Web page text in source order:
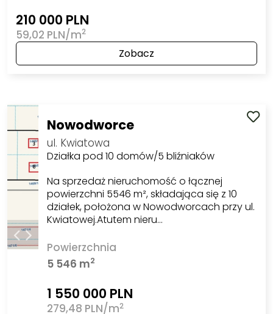
210 000 PLN
59,02 PLN/m2
Zobacz
Nowodworce
ul. Kwiatowa
Działka pod 10 domów/5 bliźniaków
Na sprzedaż nieruchomość o łącznej
powierzchni 5546 m², składająca się z 10
działek, położona w Nowodworcach przy ul.
Kwiatowej.Atutem nieru…
Powierzchnia
5 546 m2
1 550 000 PLN
279,48 PLN/m2